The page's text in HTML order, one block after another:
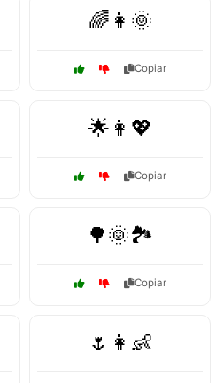
🌈👩🌞
Copiar
🌟👩💖
Copiar
🌳🌞🏞️
Copiar
🌷👩👶